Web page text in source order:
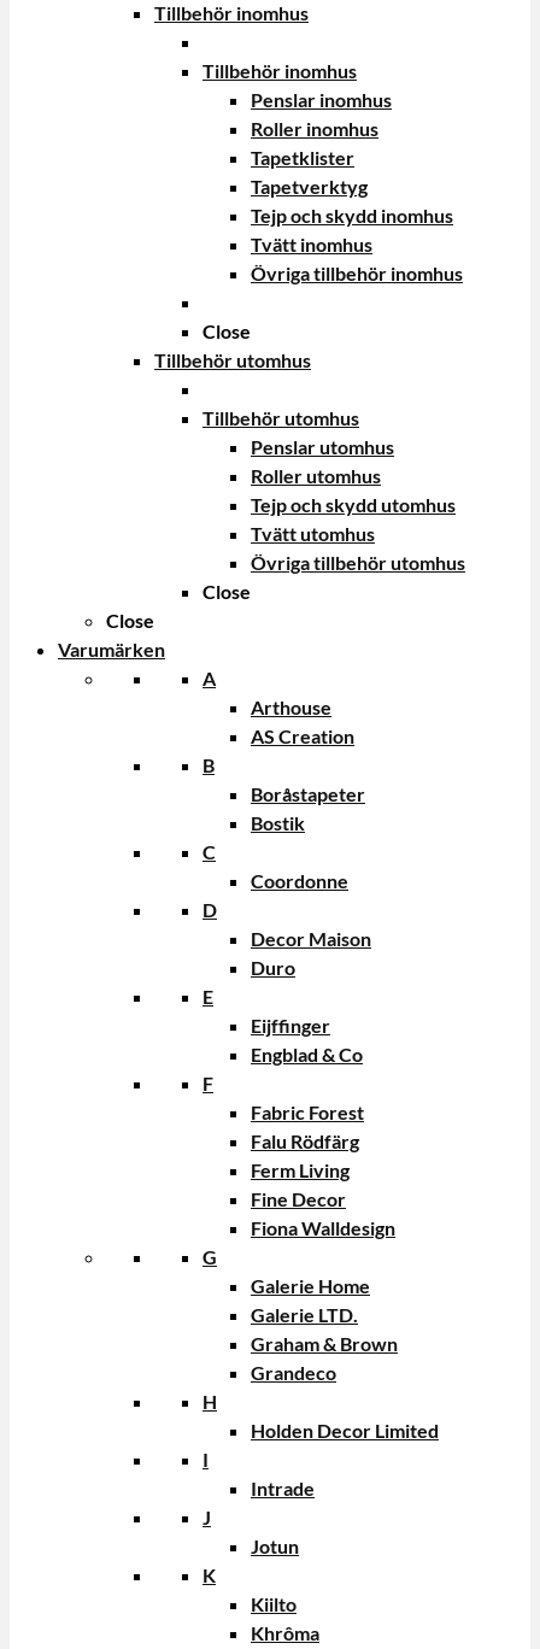
Tillbehör inomhus
Tillbehör inomhus
Penslar inomhus
Roller inomhus
Tapetklister
Tapetverktyg
Tejp och skydd inomhus
Tvätt inomhus
Övriga tillbehör inomhus
Close
Tillbehör utomhus
Tillbehör utomhus
Penslar utomhus
Roller utomhus
Tejp och skydd utomhus
Tvätt utomhus
Övriga tillbehör utomhus
Close
Close
Varumärken
A
Arthouse
AS Creation
B
Boråstapeter
Bostik
C
Coordonne
D
Decor Maison
Duro
E
Eijffinger
Engblad & Co
F
Fabric Forest
Falu Rödfärg
Ferm Living
Fine Decor
Fiona Walldesign
G
Galerie Home
Galerie LTD.
Graham & Brown
Grandeco
H
Holden Decor Limited
I
Intrade
J
Jotun
K
Kiilto
Khrôma